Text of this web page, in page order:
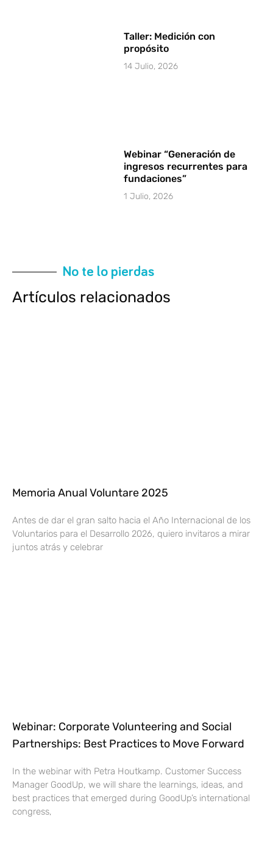
Taller: Medición con
propósito
14 Julio, 2026
Webinar “Generación de
ingresos recurrentes para
fundaciones”
1 Julio, 2026
No te lo pierdas
Artículos relacionados
Memoria Anual Voluntare 2025
Antes de dar el gran salto hacia el Año Internacional de los
Voluntarios para el Desarrollo 2026, quiero invitaros a mirar
juntos atrás y celebrar
Webinar: Corporate Volunteering and Social
Partnerships: Best Practices to Move Forward
In the webinar with Petra Houtkamp. Customer Success
Manager GoodUp, we will share the learnings, ideas, and
best practices that emerged during GoodUp’s international
congress,